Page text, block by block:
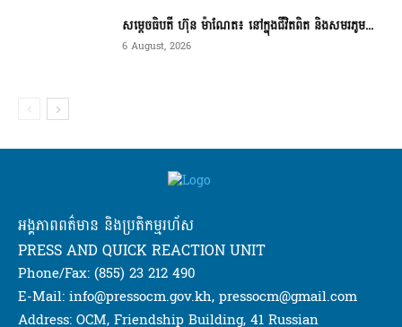
សម្តេចធិបតី ហ៊ុន ម៉ាណែត៖ នៅក្នុងជីវិតពិត និងសមរភូម...
6 August, 2026
អង្គភាពពត៌មាន និងប្រតិកម្មរហ័ស
PRESS AND QUICK REACTION UNIT
Phone/Fax: (855) 23 212 490
E-Mail: info@pressocm.gov.kh, pressocm@gmail.com
Address: OCM, Friendship Building, 41 Russian